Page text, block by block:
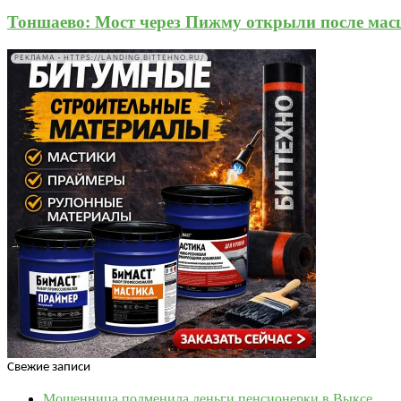
Тоншаево: Мост через Пижму открыли после
РЕКЛАМА • HTTPS://LANDING.BITTEHNO.RU/
Свежие записи